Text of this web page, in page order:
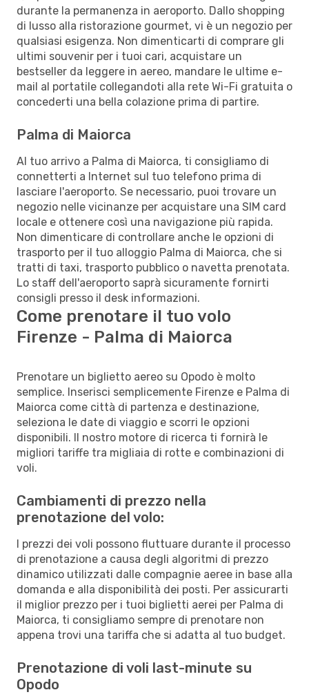
durante la permanenza in aeroporto. Dallo shopping
di lusso alla ristorazione gourmet, vi è un negozio per
qualsiasi esigenza. Non dimenticarti di comprare gli
ultimi souvenir per i tuoi cari, acquistare un
bestseller da leggere in aereo, mandare le ultime e-
mail al portatile collegandoti alla rete Wi-Fi gratuita o
concederti una bella colazione prima di partire.
Palma di Maiorca
Al tuo arrivo a Palma di Maiorca, ti consigliamo di
connetterti a Internet sul tuo telefono prima di
lasciare l'aeroporto. Se necessario, puoi trovare un
negozio nelle vicinanze per acquistare una SIM card
locale e ottenere così una navigazione più rapida.
Non dimenticare di controllare anche le opzioni di
trasporto per il tuo alloggio Palma di Maiorca, che si
tratti di taxi, trasporto pubblico o navetta prenotata.
Lo staff dell'aeroporto saprà sicuramente fornirti
consigli presso il desk informazioni.
Come prenotare il tuo volo
Firenze - Palma di Maiorca
Prenotare un biglietto aereo su Opodo è molto
semplice. Inserisci semplicemente Firenze e Palma di
Maiorca come città di partenza e destinazione,
seleziona le date di viaggio e scorri le opzioni
disponibili. Il nostro motore di ricerca ti fornirà le
migliori tariffe tra migliaia di rotte e combinazioni di
voli.
Cambiamenti di prezzo nella
prenotazione del volo:
I prezzi dei voli possono fluttuare durante il processo
di prenotazione a causa degli algoritmi di prezzo
dinamico utilizzati dalle compagnie aeree in base alla
domanda e alla disponibilità dei posti. Per assicurarti
il miglior prezzo per i tuoi biglietti aerei per Palma di
Maiorca, ti consigliamo sempre di prenotare non
appena trovi una tariffa che si adatta al tuo budget.
Prenotazione di voli last-minute su
Opodo